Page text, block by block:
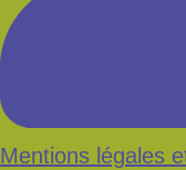
Mentions légales